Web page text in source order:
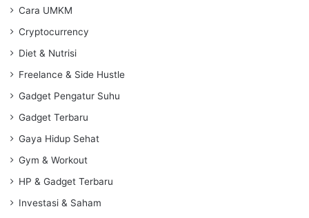
Cara UMKM
Cryptocurrency
Diet & Nutrisi
Freelance & Side Hustle
Gadget Pengatur Suhu
Gadget Terbaru
Gaya Hidup Sehat
Gym & Workout
HP & Gadget Terbaru
Investasi & Saham